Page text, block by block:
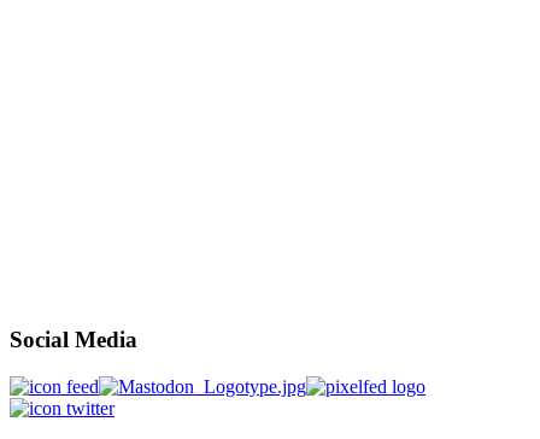
Social Media